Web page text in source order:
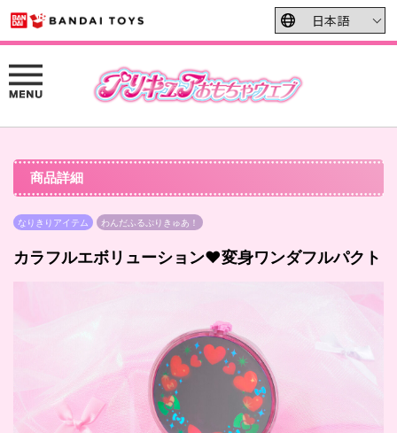
商品詳細
なりきりアイテム わんだふるぷりきゅあ！
カラフルエボリューション♥変身ワンダフルパクト